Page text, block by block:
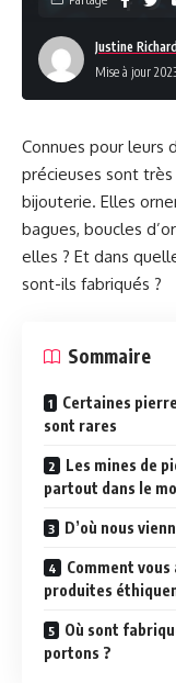
Justine Richard
Mise à jour
Connues pour leurs
précieuses sont
bijouterie. Elles
bagues, boucles
elles ? Et dans
sont-ils fabriqués ?
Sommaire
Certaines
sont rares
Les mines de
partout dans le
D’où nous
Comment
produites
Où sont
portons ?